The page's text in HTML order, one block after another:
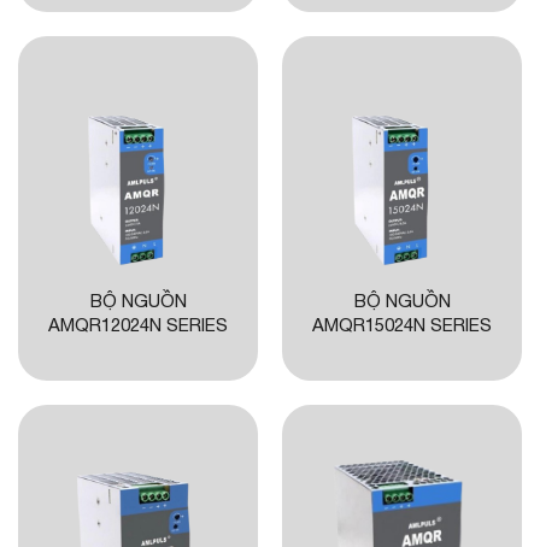
BỘ NGUỒN
AMQR12024N SERIES
BỘ NGUỒN
AMQR15024N SERIES